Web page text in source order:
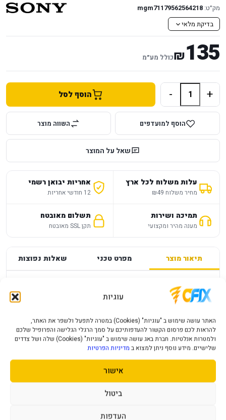
עוגיות
האתר עושה שימוש ב "עוגיות" (Cookies) במטרה לתפעל ולשפר את האתר,
להראות לכם פרסום הקשור להעדפותיכם על סמך הרגלי הגלישה והפרופיל שלכם
ולמטרות אנלטיות. חברת באג עושה שימוש ב "עוגיות" (Cookies) שלה ושל צדדים
שלישיים. מידע נוסף ניתן למצוא ב מדיניות הפרטיות
אישור
ביטול
העדפות
מק״ט: mgm71179562564218
בדיקת מלאי
135
₪כולל מע״מ
+
- הוסף לסל
הוסף למועדפים השווה מוצר
שאל על המוצר
עלות משלוח לכל ארץ
מחיר משלוח ₪49
אחריות יבואן רשמי
12 חודשי אחריות
תמיכה ושירות
מענה מהיר ומקצועי
תשלום מאובטח
תקן SSL מאובטח
תיאור מוצר מפרט טכני שאלות נפוצות
מפרט
PS4 GRAN TURISMO 7 PLAYSTATION
פרטי המוצר יעודכנו בקרוב.
מוצרים נוספים שעשויים לעניין אותך